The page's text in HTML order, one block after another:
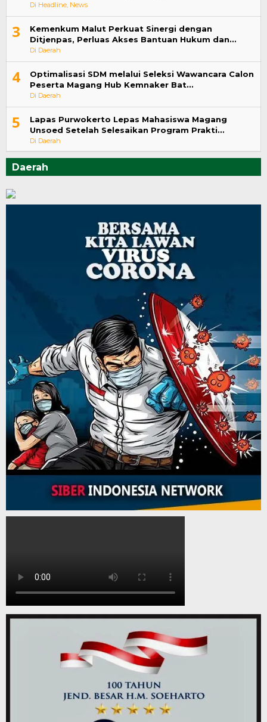
Di Headline, News
3
Kemenkum Malut Perkuat Sinergi dengan
Ditjenpas, Perluas Akses Bantuan Hukum dan…
Di Daerah
4
Optimalisasi SDM melalui Seleksi Wawancara Calon
Peserta Magang Hub Kemnaker Bat…
Di Daerah
5
Lapas Purwokerto Lepas Mahasiswa Magang
Unsoed Setelah Selesaikan Program Prakti…
Di Daerah
Daerah